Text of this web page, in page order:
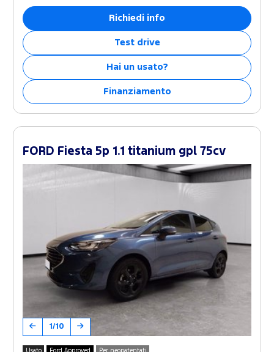
Richiedi info
Test drive
Hai un usato?
Finanziamento
FORD Fiesta 5p 1.1 titanium gpl 75cv
1/10